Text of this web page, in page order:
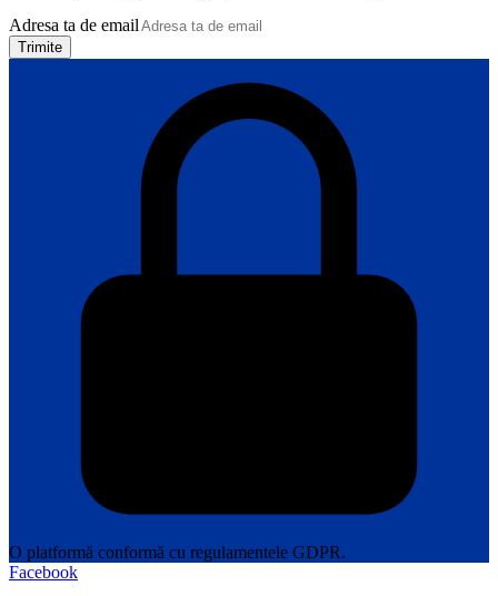
Adresa ta de email
Trimite
O platformă conformă cu regulamentele GDPR.
Facebook